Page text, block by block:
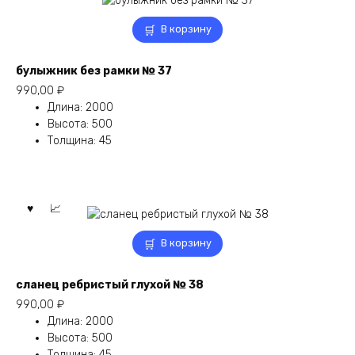
В корзину
булыжник без рамки № 37
990,00 ₽
Длина: 2000
Высота: 500
Толщина: 45
В корзину
сланец ребристый глухой № 38
990,00 ₽
Длина: 2000
Высота: 500